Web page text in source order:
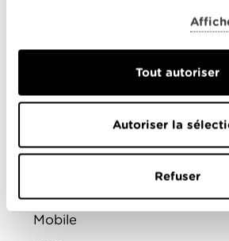
Tout autoriser
Autoriser la
Refuser
Montre d'alarme
ENTREPRISES
Offres combinées
Internet
Mobile